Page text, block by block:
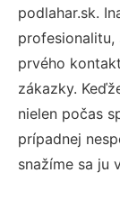
podlahar.sk.
profesionalitu,
prvého
zákazky.
nielen počas
prípadnej
snažíme sa ju